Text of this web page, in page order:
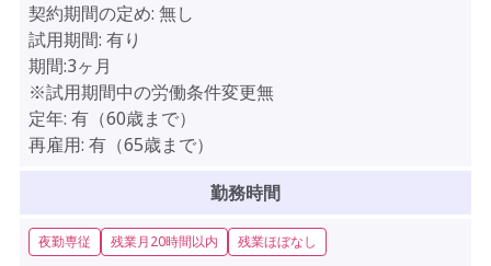
契約期間の定め: 無し
試用期間: 有り
期間:3ヶ月
※試用期間中の労働条件変更無
定年: 有（60歳まで）
再雇用: 有（65歳まで）
勤務時間
夜勤専従 残業月20時間以内 残業ほぼなし